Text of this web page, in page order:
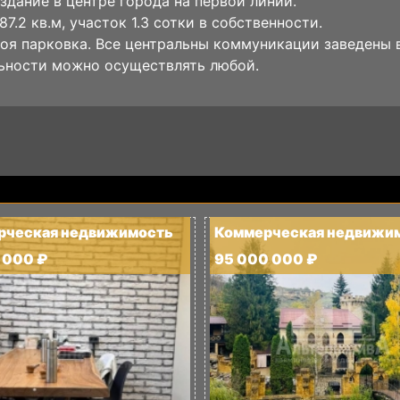
кв.м, участок 1.3 сотки в собственности.
парковка. Все центральны коммуникации заведены
можно осуществлять любой.
недвижимость
000 ₽
Коммерческая
95 000 000 ₽